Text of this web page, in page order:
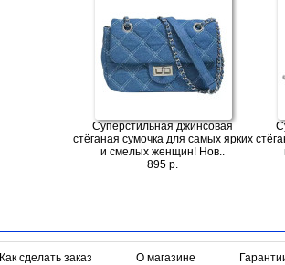
Суперстильная джинсовая
стёганая сумочка для самых ярких
и смелых женщин! Нов..
895 p.
Как сделать заказ О магазине